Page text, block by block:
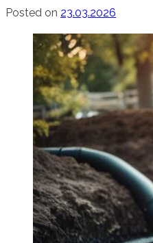
Posted on 23.03.2026